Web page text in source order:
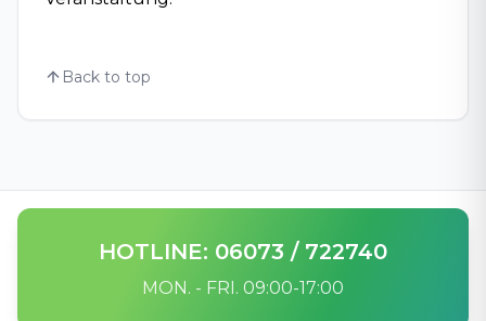
Back to top
HOTLINE: 06073 / 722740
MON. - FRI. 09:00-17:00